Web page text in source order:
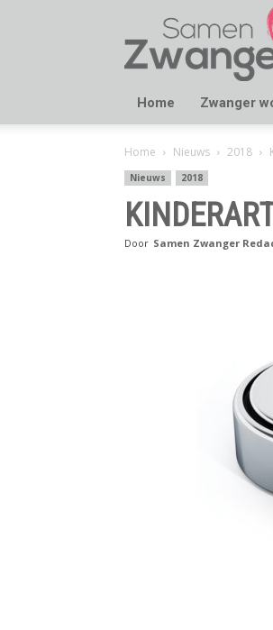
Home Zwanger
Home Nieuws 2018
Nieuws 2018
Door Samen Zwanger